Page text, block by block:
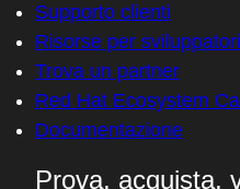
Supporto clienti
Risorse per sviluppatori
Trova un partner
Red Hat Ecosystem
Documentazione
Prova, acquista,